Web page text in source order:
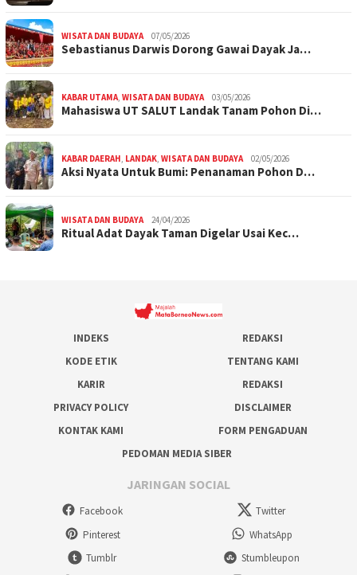
WISATA DAN BUDAYA 07/05/2026
Sebastianus Darwis Dorong Gawai Dayak Ja…
KABAR UTAMA WISATA DAN BUDAYA 03/05/2026
Mahasiswa UT SALUT Landak Tanam Pohon Di…
KABAR DAERAH LANDAK WISATA DAN BUDAYA 02/05/2026
Aksi Nyata Untuk Bumi: Penanaman Pohon D…
WISATA DAN BUDAYA 24/04/2026
Ritual Adat Dayak Taman Digelar Usai Kec…
INDEKS
REDAKSI
KODE ETIK
TENTANG KAMI
KARIR
REDAKSI
PRIVACY POLICY
DISCLAIMER
KONTAK KAMI
FORM PENGADUAN
PEDOMAN MEDIA SIBER
JARINGAN SOCIAL
Facebook
Twitter
Pinterest
WhatsApp
Tumblr
Stumbleupon